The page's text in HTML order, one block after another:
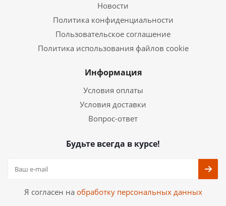
Новости
Политика конфиденциальности
Пользовательское соглашение
Политика использования файлов cookie
Информация
Условия оплаты
Условия доставки
Вопрос-ответ
Будьте всегда в курсе!
Я согласен на обработку персональных данных